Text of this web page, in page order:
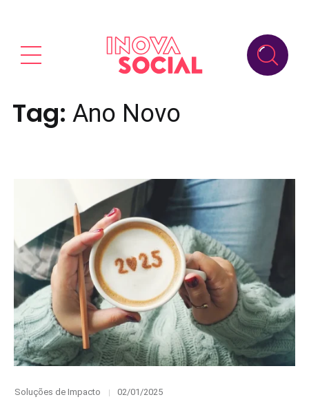
Tag: Ano Novo
Category
Soluções de Impacto
Posted
02/01/2025